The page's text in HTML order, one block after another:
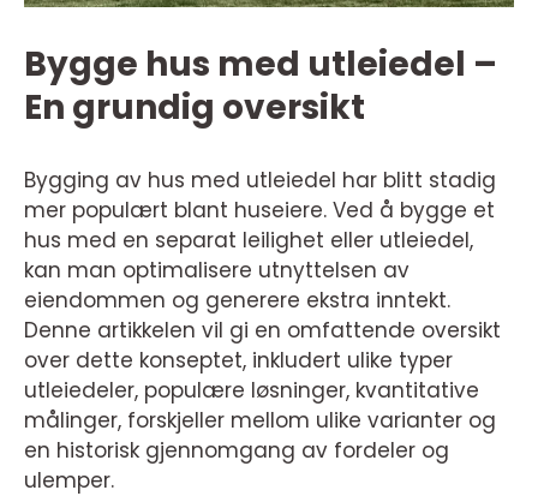
Bygge hus med utleiedel –
En grundig oversikt
Bygging av hus med utleiedel har blitt stadig
mer populært blant huseiere. Ved å bygge et
hus med en separat leilighet eller utleiedel,
kan man optimalisere utnyttelsen av
eiendommen og generere ekstra inntekt.
Denne artikkelen vil gi en omfattende oversikt
over dette konseptet, inkludert ulike typer
utleiedeler, populære løsninger, kvantitative
målinger, forskjeller mellom ulike varianter og
en historisk gjennomgang av fordeler og
ulemper.